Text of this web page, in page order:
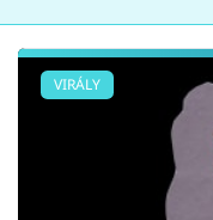
Showbyznys
VIRÁLY